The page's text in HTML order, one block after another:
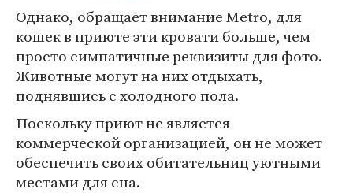
Однако, обращает внимание Metro, для
кошек в приюте эти кровати больше, чем
просто симпатичные реквизиты для фото.
Животные могут на них отдыхать,
поднявшись с холодного пола.
Поскольку приют не является
коммерческой организацией, он не может
обеспечить своих обитательниц уютными
местами для сна.